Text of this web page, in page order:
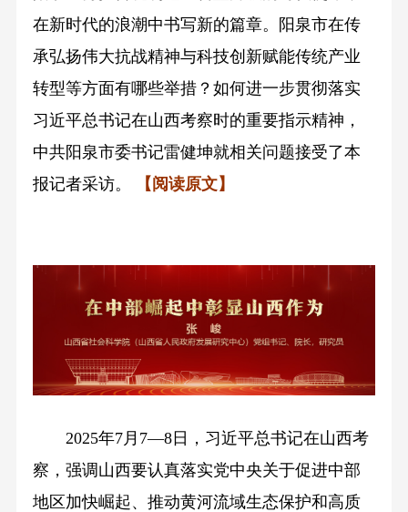
在新时代的浪潮中书写新的篇章。阳泉市在传
承弘扬伟大抗战精神与科技创新赋能传统产业
转型等方面有哪些举措？如何进一步贯彻落实
习近平总书记在山西考察时的重要指示精神，
中共阳泉市委书记雷健坤就相关问题接受了本
报记者采访。
【阅读原文】
2025年7月7—8日，习近平总书记在山西考
察，强调山西要认真落实党中央关于促进中部
地区加快崛起、推动黄河流域生态保护和高质